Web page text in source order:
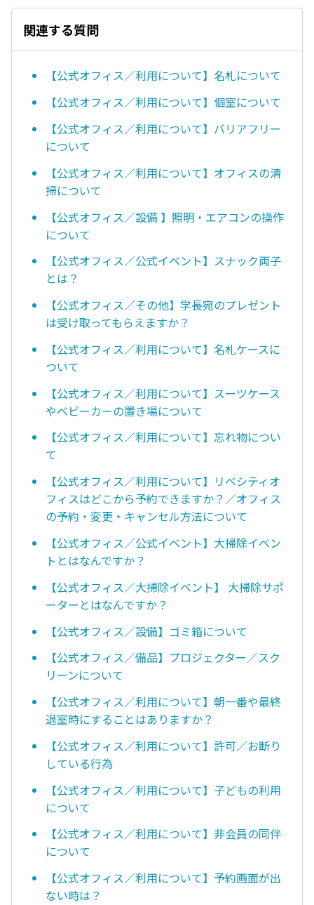
関連する質問
【公式オフィス／利用について】名札について
【公式オフィス／利用について】個室について
【公式オフィス／利用について】バリアフリー
について
【公式オフィス／利用について】オフィスの清
掃について
【公式オフィス／設備 】照明・エアコンの操作
について
【公式オフィス／公式イベント】スナック両子
とは？
【公式オフィス／その他】学長宛のプレゼント
は受け取ってもらえますか？
【公式オフィス／利用について】名札ケースに
ついて
【公式オフィス／利用について】スーツケース
やベビーカーの置き場について
【公式オフィス／利用について】忘れ物につい
て
【公式オフィス／利用について】リベシティオ
フィスはどこから予約できますか？／オフィス
の予約・変更・キャンセル方法について
【公式オフィス／公式イベント】大掃除イベン
トとはなんですか？
【公式オフィス／大掃除イベント】 大掃除サポ
ーターとはなんですか？
【公式オフィス／設備】ゴミ箱について
【公式オフィス／備品】プロジェクター／スク
リーンについて
【公式オフィス／利用について】朝一番や最終
退室時にすることはありますか？
【公式オフィス／利用について】許可／お断り
している行為
【公式オフィス／利用について】子どもの利用
について
【公式オフィス／利用について】非会員の同伴
について
【公式オフィス／利用について】予約画面が出
ない時は？